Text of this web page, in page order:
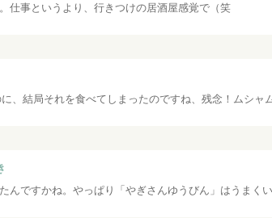
仕事というより、行きつけの居酒屋感覚で（笑
、結局それを食べてしまったのですね、残念！ムシャ
んですかね。やっぱり「やぎさんゆうびん」はうまく